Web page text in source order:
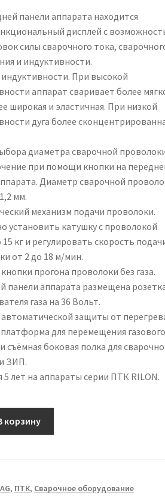
панели аппарата находится
дисплей с
силы сварочного тока,
и индуктивности.
При высокой
аппарат сваривает более
широкая и эластичная. При низкой
дуга более
диаметра сварочной
при помощи кнопки на
Диаметр сварочной
мм.
механизм подачи проволоки.
установить катушку с проволокой
15 кг и регулировать скорость
от 2 до 18 м/мин.
прогона проволоки без газа.
панели аппарата размещена
газа на 36 Вольт.
защиты от
для перемещения
съёмная боковая полка для
ЗИП.
5 лет на аппараты серии ПТК RILON.
корзину
, ПТК, Сварочное оборудование